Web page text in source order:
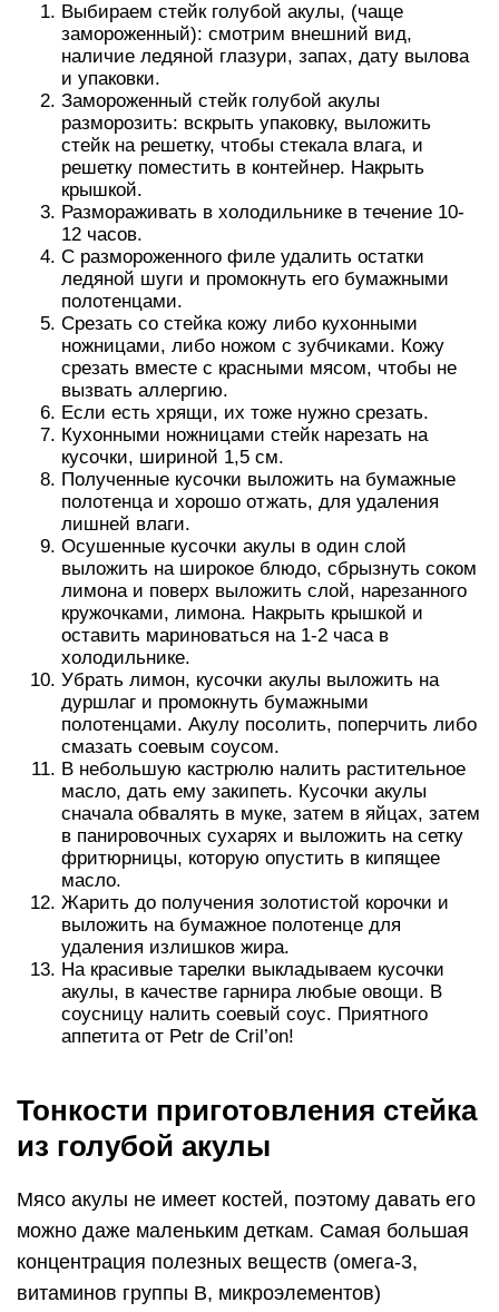
Выбираем стейк голубой акулы, (чаще
замороженный): смотрим внешний вид,
наличие ледяной глазури, запах, дату вылова
и упаковки.
Замороженный стейк голубой акулы
разморозить: вскрыть упаковку, выложить
стейк на решетку, чтобы стекала влага, и
решетку поместить в контейнер. Накрыть
крышкой.
Размораживать в холодильнике в течение 10-
12 часов.
С размороженного филе удалить остатки
ледяной шуги и промокнуть его бумажными
полотенцами.
Срезать со стейка кожу либо кухонными
ножницами, либо ножом с зубчиками. Кожу
срезать вместе с красными мясом, чтобы не
вызвать аллергию.
Если есть хрящи, их тоже нужно срезать.
Кухонными ножницами стейк нарезать на
кусочки, шириной 1,5 см.
Полученные кусочки выложить на бумажные
полотенца и хорошо отжать, для удаления
лишней влаги.
Осушенные кусочки акулы в один слой
выложить на широкое блюдо, сбрызнуть соком
лимона и поверх выложить слой, нарезанного
кружочками, лимона. Накрыть крышкой и
оставить мариноваться на 1-2 часа в
холодильнике.
Убрать лимон, кусочки акулы выложить на
дуршлаг и промокнуть бумажными
полотенцами. Акулу посолить, поперчить либо
смазать соевым соусом.
В небольшую кастрюлю налить растительное
масло, дать ему закипеть. Кусочки акулы
сначала обвалять в муке, затем в яйцах, затем
в панировочных сухарях и выложить на сетку
фритюрницы, которую опустить в кипящее
масло.
Жарить до получения золотистой корочки и
выложить на бумажное полотенце для
удаления излишков жира.
На красивые тарелки выкладываем кусочки
акулы, в качестве гарнира любые овощи. В
соусницу налить соевый соус. Приятного
аппетита от Petr de Cril’on!
Тонкости приготовления стейка
из голубой акулы
Мясо акулы не имеет костей, поэтому давать его
можно даже маленьким деткам. Самая большая
концентрация полезных веществ (омега-3,
витаминов группы В, микроэлементов)